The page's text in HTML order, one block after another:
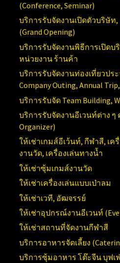
(Conference,Seminar)
บริการรับจัดงานเปิดตัวบริษัท
(Grand Opening)
บริการรับจัดงานพิธีการเปิด
หน่วยงาน ร้านค้า
บริการรับจัดงานท่องเที่ยวปร
Company Outing, Annual
บริการรับจัด Team Building,
บริการรับจัดงานอีเวนท์ต่าง ๆ
Organizer)
ให้เช่าเกมส์อีเว้นท์, กีฬาสี, เ
งานวัด, เครื่องเล่นทางน้ำ
ให้เช่าซุ้มเกมส์งานวัด
ให้เช่าเครื่องเล่นแบบเป่าลม
ให้เช่าเวที, อัฒจรรย์
ให้เช่าอุปกรณ์งานอีเวนท์ (
ให้เช่าสถานที่จัดงานกีฬาสี
บริการอาหารจัดเลี้ยง
บริการซุ้มอาหาร โต๊ะจีน บุฟเ